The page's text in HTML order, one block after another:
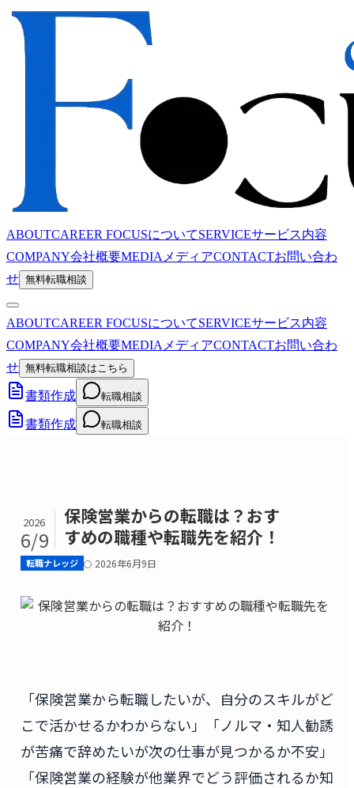
ABOUTCAREER FOCUSについてSERVICEサービス内容
COMPANY会社概要MEDIA メディアCONTACTお問い合わ
せ 無料転職相談
ABOUTCAREER FOCUSについてSERVICEサービス内容
COMPANY会社概要MEDIA メディアCONTACTお問い合わ
せ 無料転職相談はこちら
書類作成 転職相談
書類作成 転職相談
2026
6/9
保険営業からの転職は？おす
すめの職種や転職先を紹介！
転職ナレッジ 2026年6月9日
「保険営業から転職したいが、自分のスキルがど
こで活かせるかわからない」「ノルマ・知人勧誘
が苦痛で辞めたいが次の仕事が見つかるか不安」
「保険営業の経験が他業界でどう評価されるか知